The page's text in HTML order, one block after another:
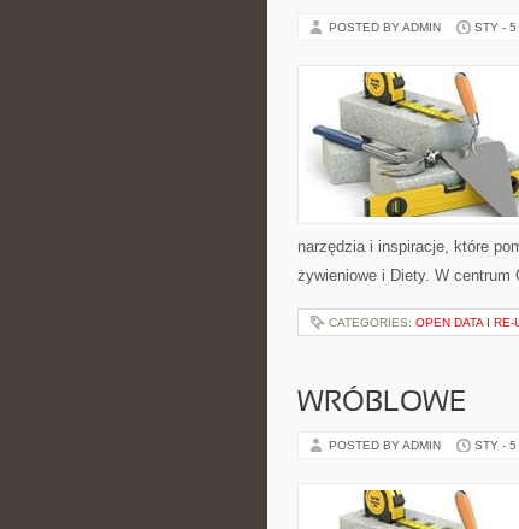
POSTED BY ADMIN STY - 5
narzędzia i inspiracje, które
żywieniowe i Diety. W
CATEGORIES: OPEN DATA I RE-
WRÓBLOWE
POSTED BY ADMIN STY - 5